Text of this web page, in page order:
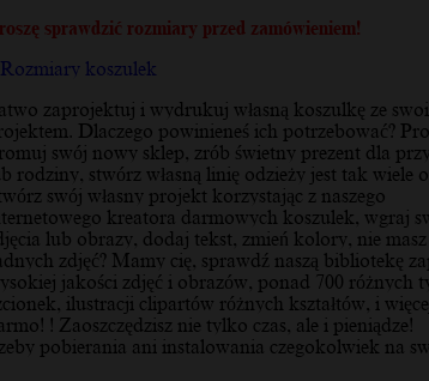
sprawdzić rozmiary przed zamówieniem!
Rozmiary koszulek
zaprojektuj i wydrukuj własną koszulkę ze
Dlaczego powinieneś ich potrzebować?
swój nowy sklep, zrób świetny prezent dla
rodziny, stwórz własną linię odzieży jest tak wiele
swój własny projekt korzystając z naszego
kreatora darmowych koszulek, wgraj
lub obrazy, dodaj tekst, zmień kolory, nie masz
zdjęć? Mamy cię, sprawdź naszą bibliotekę
jakości zdjęć i obrazów, ponad 700 różnych
ilustracji clipartów różnych kształtów, i
! Zaoszczędzisz nie tylko czas, ale i pieniądze!
pobierania ani instalowania czegokolwiek na